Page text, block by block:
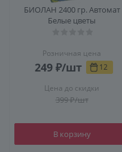
БИОЛАН 2400 гр. Автомат
Белые цветы
Розничная цена
249 ₽/шт 12
Цена до скидки
399₽/шт
В корзину